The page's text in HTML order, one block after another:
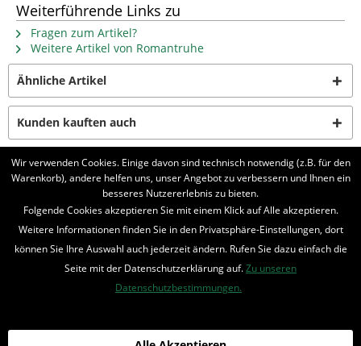
Weiterführende Links zu
Fragen zum Artikel?
Weitere Artikel von Romantruhe
Ähnliche Artikel
Kunden kauften auch
Kunden haben sich ebenfalls angesehen
BELIEBTE SERIEN
UNSER SHOP
Wir verwenden Cookies. Einige davon sind technisch notwendig (z.B. für den
Warenkorb), andere helfen uns, unser Angebot zu verbessern und Ihnen ein
besseres Nutzererlebnis zu bieten.
Folgende Cookies akzeptieren Sie mit einem Klick auf Alle akzeptieren.
Weitere Informationen finden Sie in den Privatsphäre-Einstellungen, dort
können Sie Ihre Auswahl auch jederzeit ändern. Rufen Sie dazu einfach die
Seite mit der Datenschutzerklärung auf.Zu unseren
Datenschutzbestimmungen.